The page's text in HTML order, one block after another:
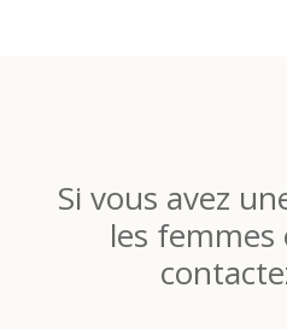
Si vous avez
les femmes